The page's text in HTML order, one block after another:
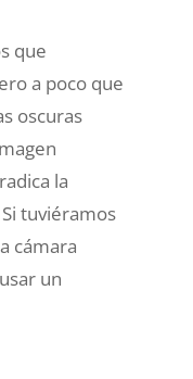
que
a poco que
oscuras
la
tuviéramos
cámara
un